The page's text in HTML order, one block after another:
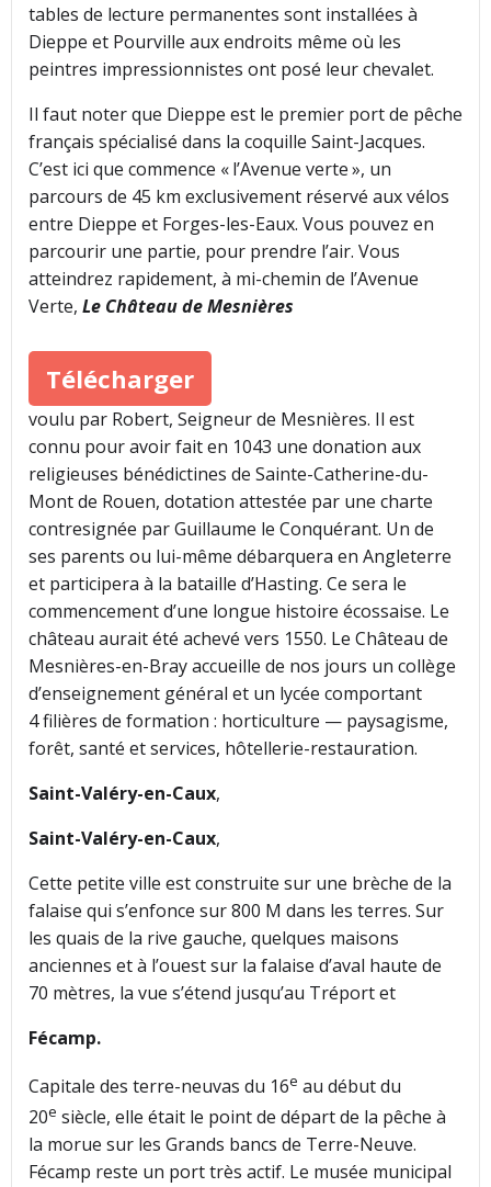
tables de lecture permanentes sont installées à
Dieppe et Pourville aux endroits même où les
peintres impressionnistes ont posé leur chevalet.
Il faut noter que Dieppe est le premier port de pêche
français spécialisé dans la coquille Saint-Jacques.
C’est ici que commence « l’Avenue verte », un
parcours de 45 km exclusivement réservé aux vélos
entre Dieppe et Forges-les-Eaux. Vous pouvez en
parcourir une partie, pour prendre l’air. Vous
atteindrez rapidement, à mi-chemin de l’Avenue
Verte, Le Château de Mesnières
Télécharger
voulu par Robert, Seigneur de Mesnières. Il est
connu pour avoir fait en 1043 une donation aux
religieuses bénédictines de Sainte-Catherine-du-
Mont de Rouen, dotation attestée par une charte
contresignée par Guillaume le Conquérant. Un de
ses parents ou lui-même débarquera en Angleterre
et participera à la bataille d’Hasting. Ce sera le
commencement d’une longue histoire écossaise. Le
château aurait été achevé vers 1550. Le Château de
Mesnières-en-Bray accueille de nos jours un collège
d’enseignement général et un lycée comportant
4 filières de formation : horticulture — paysagisme,
forêt, santé et services, hôtellerie-restauration.
Saint-Valéry-en-Caux,
Saint-Valéry-en-Caux,
Cette petite ville est construite sur une brèche de la
falaise qui s’enfonce sur 800 M dans les terres. Sur
les quais de la rive gauche, quelques maisons
anciennes et à l’ouest sur la falaise d’aval haute de
70 mètres, la vue s’étend jusqu’au Tréport et
Fécamp.
Capitale des terre-neuvas du 16e au début du
20e siècle, elle était le point de départ de la pêche à
la morue sur les Grands bancs de Terre-Neuve.
Fécamp reste un port très actif. Le musée municipal